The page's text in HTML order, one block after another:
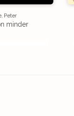
Peter
minder